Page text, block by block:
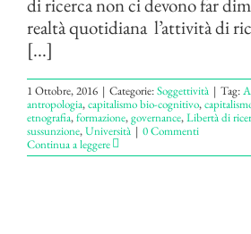
realtà quotidiana l’attività di
[...]
1 Ottobre, 2016 | Categorie:Soggettività | Tag:
antropologia,capitalismo bio-cognitivo,
etnografia,formazione,governance,Libertà di
sussunzione,Università | 0 Commenti
Continua a leggere